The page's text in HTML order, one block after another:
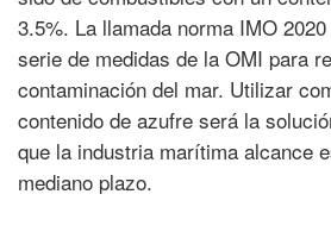
3.5%. La llamada norma IMO
serie de medidas de la OMI para
contaminación del mar. Utilizar
contenido de azufre será la
que la industria marítima alcance
mediano plazo.